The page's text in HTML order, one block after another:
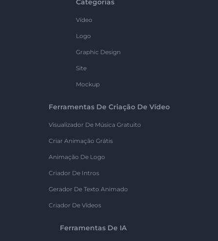
Categorias
Vídeo
Logo
Graphic Design
Site
Mockup
Ferramentas De Criação De Vídeo
Visualizador De Música Gratuito
Criar Animação Grátis
Animação De Logo
Criador De Intros
Gerador De Texto Animado
Criador De Vídeos
Ferramentas De IA